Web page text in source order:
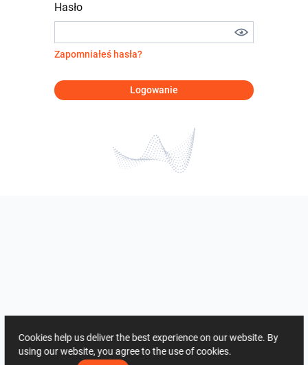
Hasło
Zapomniałeś hasła?
Logowanie
Cookies help us deliver the best experience on our website. By
using our website, you agree to the use of cookies.